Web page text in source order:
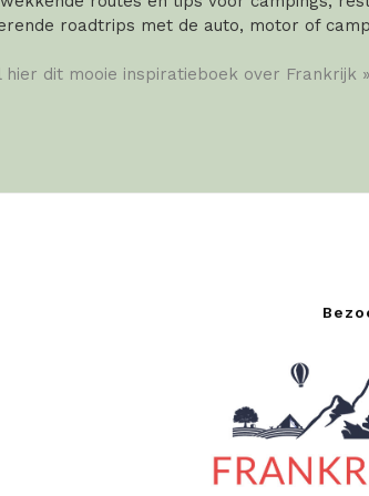
roadtrips met de auto, motor of
hier dit mooie inspiratieboek over Frankrijk